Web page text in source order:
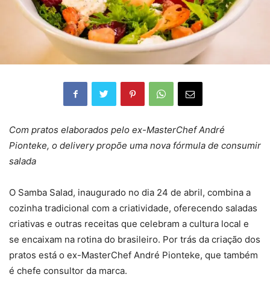
Com pratos elaborados pelo ex-MasterChef André
Pionteke, o delivery propõe uma nova fórmula de consumir
salada
O Samba Salad, inaugurado no dia 24 de abril, combina a
cozinha tradicional com a criatividade, oferecendo saladas
criativas e outras receitas que celebram a cultura local e
se encaixam na rotina do brasileiro. Por trás da criação dos
pratos está o ex-MasterChef André Pionteke, que também
é chefe consultor da marca.